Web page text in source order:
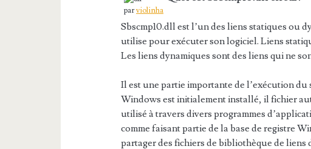
parviolinha
Sbscmp10.dll est l’un des liens statiques ou
utilise pour exécuter son logiciel. Liens
Les liens dynamiques sont des liens qui ne
Il est une partie importante de l’exécution
Windows est initialement installé, il fichier
utilisé à travers divers programmes
comme faisant partie de la base de registre
partager des fichiers de bibliothèque de liens